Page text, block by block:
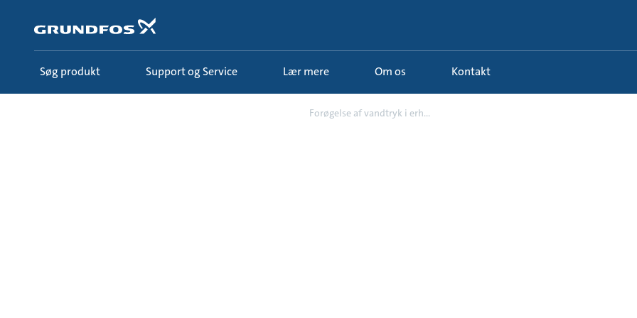
hovedindhold
Søg produkt Support og Service Lær mere Om os Kontakt
Forøgelse af vandtryk i erh...